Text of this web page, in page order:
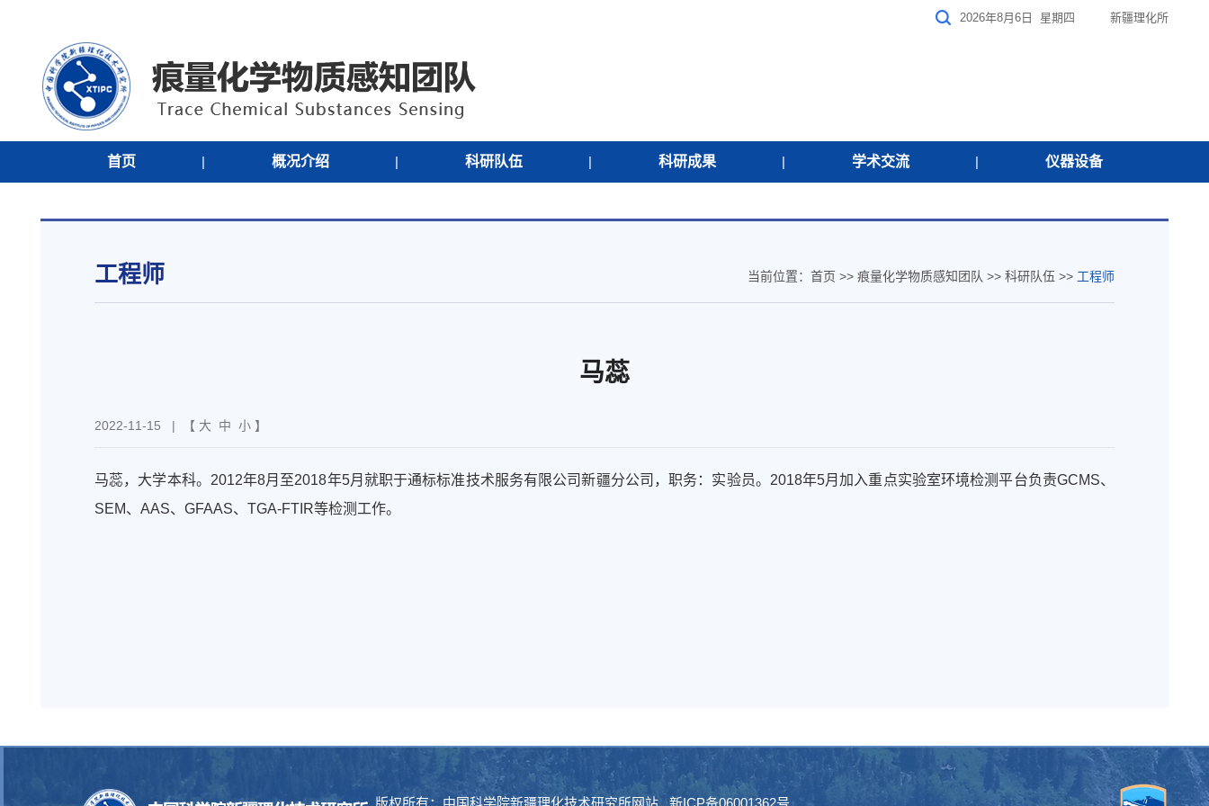
2026年8月6日 星期四 新疆理化所
首页 | 概况介绍 | 科研队伍 | 科研成果 | 学术交流 | 仪器设备
当前位置： 首页 >> 痕量化学物质感知团队 >> 科研队伍 >> 工程师
工程师
马蕊
2022-11-15 | 【 大 中 小 】
马蕊，大学本科。2012年8月至2018年5月就职于通标标准技术服务有限公司新疆分公司，职务：实验员。2018年5月加入重点实验室环境检测平台负责GCMS、
SEM、AAS、GFAAS、TGA-FTIR等检测工作。
版权所有：中国科学院新疆理化技术研究所网站 新ICP备06001362号